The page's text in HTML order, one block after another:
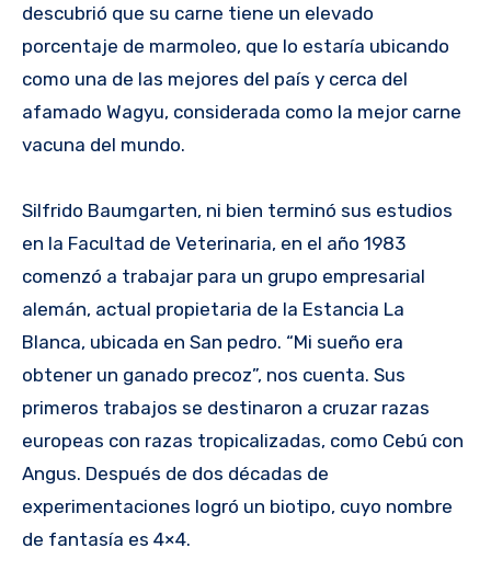
descubrió que su carne tiene un elevado
porcentaje de marmoleo, que lo estaría ubicando
como una de las mejores del país y cerca del
afamado Wagyu, considerada como la mejor carne
vacuna del mundo.
Silfrido Baumgarten, ni bien terminó sus estudios
en la Facultad de Veterinaria, en el año 1983
comenzó a trabajar para un grupo empresarial
alemán, actual propietaria de la Estancia La
Blanca, ubicada en San pedro. “Mi sueño era
obtener un ganado precoz”, nos cuenta. Sus
primeros trabajos se destinaron a cruzar razas
europeas con razas tropicalizadas, como Cebú con
Angus. Después de dos décadas de
experimentaciones logró un biotipo, cuyo nombre
de fantasía es 4×4.